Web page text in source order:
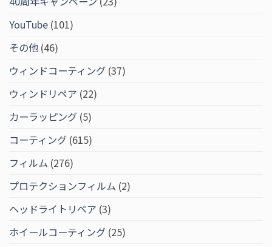
YouTube (101)
その他 (46)
ウィンドコーティング (37)
ウィンドリペア (22)
カーラッピング (5)
コーティング (615)
フィルム (276)
プロテクションフィルム (2)
ヘッドライトリペア (3)
ホイールコーティング (25)